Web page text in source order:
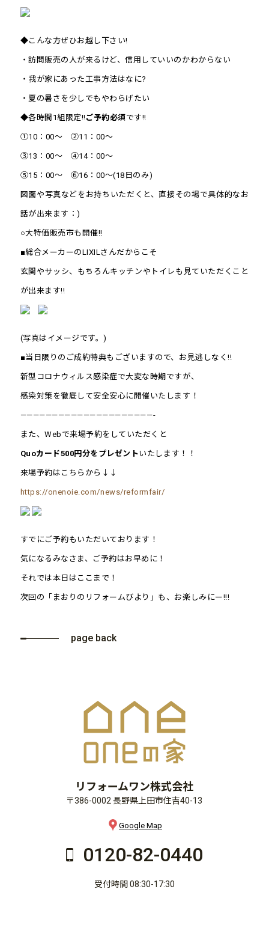
◆こんな方ぜひお越し下さい!
・訪問販売の人が来るけど、信用していいのかわからない
・我が家にあった工事方法はなに?
・夏の暑さを少しでもやわらげたい
◆各時間1組限定‼ご予約必須です‼
①10：00～ ②11：00～
③13：00～ ④14：00～
⑤15：00～ ⑥16：00～(18日のみ)
図面や写真などをお持ちいただくと、直接その場で具体的なお
話が出来ます：)
○大特価販売市も開催!!
■総合メーカーのLIXILさんだからこそ
玄関やサッシ、もちろんキッチンやトイレも見ていただくこと
が出来ます!!
(写真はイメージです。)
■当日限りのご成約特典もございますので、お見逃しなく!!
新型コロナウィルス感染症で大変な時期ですが、
感染対策を徹底して安全安心に開催いたします！
—————————————————————-
また、Webで来場予約をしていただくと
Quoカード500円分をプレゼントいたします！！
来場予約はこちらから↓↓
https://onenoie.com/news/reformfair/
すでにご予約もいただいております！
気になるみなさま、ご予約はお早めに！
それでは本日はここまで！
次回の「まおりのリフォームびより」も、お楽しみにー!!!
page back
リフォームワン株式会社
〒386-0002 長野県上田市住吉40-13
Google Map
0120-82-0440
受付時間 08:30-17:30